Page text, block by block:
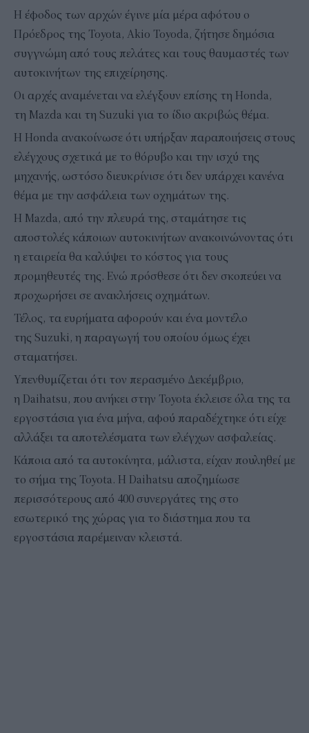
Η έφοδος των αρχών έγινε μία μέρα αφότου ο
Πρόεδρος της Toyota, Akio Toyoda, ζήτησε δημόσια
συγγνώμη από τους πελάτες και τους θαυμαστές των
αυτοκινήτων της επιχείρησης.
Οι αρχές αναμένεται να ελέγξουν επίσης τη Honda,
τη Mazda και τη Suzuki για το ίδιο ακριβώς θέμα.
Η Honda ανακοίνωσε ότι υπήρξαν παραποιήσεις στους
ελέγχους σχετικά με το θόρυβο και την ισχύ της
μηχανής, ωστόσο διευκρίνισε ότι δεν υπάρχει κανένα
θέμα με την ασφάλεια των οχημάτων της.
Η Mazda, από την πλευρά της, σταμάτησε τις
αποστολές κάποιων αυτοκινήτων ανακοινώνοντας ότι
η εταιρεία θα καλύψει το κόστος για τους
προμηθευτές της. Ενώ πρόσθεσε ότι δεν σκοπεύει να
προχωρήσει σε ανακλήσεις οχημάτων.
Τέλος, τα ευρήματα αφορούν και ένα μοντέλο
της Suzuki, η παραγωγή του οποίου όμως έχει
σταματήσει.
Υπενθυμίζεται ότι τον περασμένο Δεκέμβριο,
η Daihatsu, που ανήκει στην Toyota έκλεισε όλα της τα
εργοστάσια για ένα μήνα, αφού παραδέχτηκε ότι είχε
αλλάξει τα αποτελέσματα των ελέγχων ασφαλείας.
Κάποια από τα αυτοκίνητα, μάλιστα, είχαν πουληθεί με
το σήμα της Toyota. Η Daihatsu αποζημίωσε
περισσότερους από 400 συνεργάτες της στο
εσωτερικό της χώρας για το διάστημα που τα
εργοστάσια παρέμειναν κλειστά.